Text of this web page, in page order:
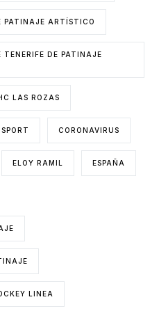
PATINAJE ARTÍSTICO
DE PATINAJE
LAS ROZAS
CORONAVIRUS
ELOY RAMIL ESPAÑA
LINEA